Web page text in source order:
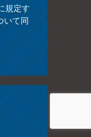
規定す
いて同